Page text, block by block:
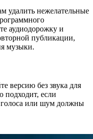
удалить нежелательные
аудиодорожку и
публикации,
музыки.
версию без звука для
подходит, если
голоса или шум должны